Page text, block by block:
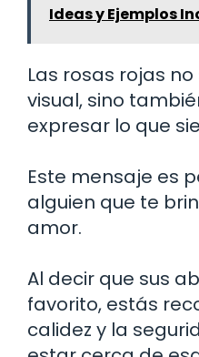
Ideas y Ejemplos
Las rosas rojas
visual, sino
expresar lo que
Este mensaje es
alguien que te
amor.
Al decir que sus
favorito, estás
calidez y la